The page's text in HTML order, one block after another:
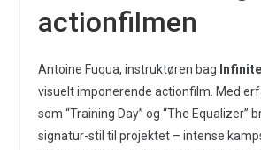
actionfilmen
Antoine Fuqua, instruktøren bag Infinite
visuelt imponerende actionfilm. Med
som “Training Day” og “The Equalizer”
signatur-stil til projektet – intense